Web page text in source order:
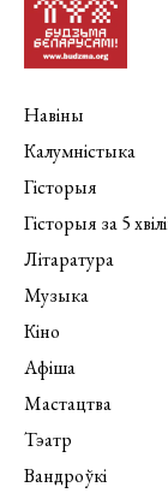
Навіны
Калумністыка
Гісторыя
Гісторыя за 5
Літаратура
Музыка
Кіно
Афіша
Мастацтва
Тэатр
Вандроўкі